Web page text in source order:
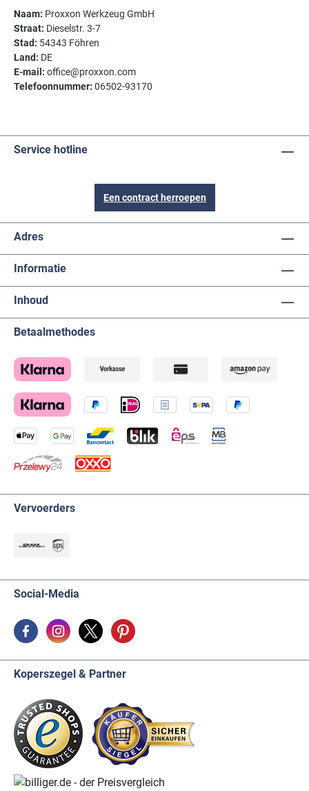
Naam: Proxxon Werkzeug GmbH
Straat: Dieselstr. 3-7
Stad: 54343 Föhren
Land: DE
E-mail: office@proxxon.com
Telefoonnummer: 06502-93170
Service hotline
Een contract herroepen
Adres
Informatie
Inhoud
Betaalmethodes
Vervoerders
Social-Media
Koperszegel & Partner